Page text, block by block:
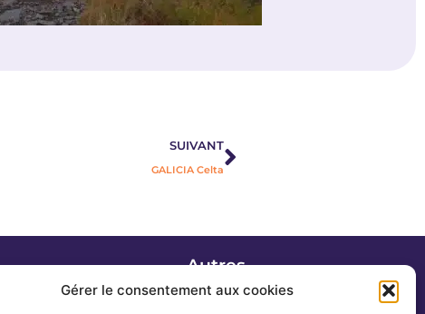
Gérer le consentement aux cookies
SUIVANT
GALICIA Celta
Suivant
Autres
Actualités